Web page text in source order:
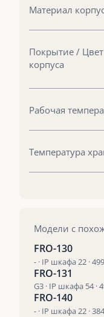
Материал
Покрытие / Цвет
корпуса
Рабочая
Температура
Модели с
FRO-130
- · IP шкафа 22 ·
FRO-131
G3 · IP шкафа 54 ·
FRO-140
- · IP шкафа 22 ·